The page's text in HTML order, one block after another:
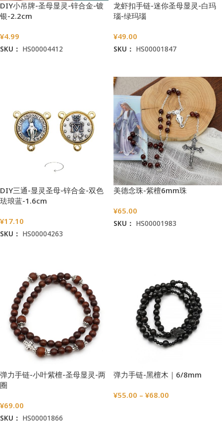
DIY小吊牌-圣母显灵-锌合金-镀
银-2.2cm
¥4.99
SKU： HS00004412
龙虾扣手链-迷你圣母显灵-白玛
瑙-绿玛瑙
¥49.00
SKU： HS00001847
DIY三通-显灵圣母-锌合金-双色
珐琅蓝-1.6cm
¥17.10
SKU： HS00004263
美德念珠-紫檀6mm珠
¥65.00
SKU： HS00001983
弹力手链-小叶紫檀-圣母显灵-两
圈
¥69.00
SKU： HS00001866
弹力手链-黑檀木｜6/8mm
¥55.00 – ¥68.00